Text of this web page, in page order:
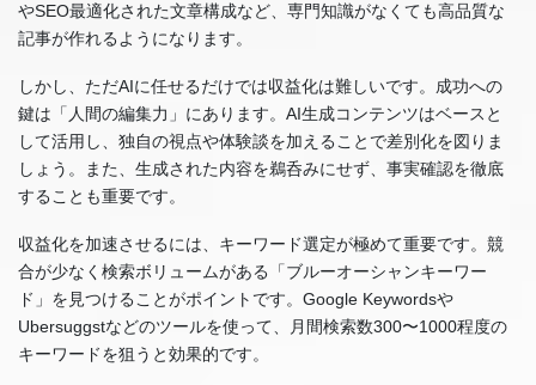
やSEO最適化された文章構成など、専門知識がなくても高品質な
記事が作れるようになります。
しかし、ただAIに任せるだけでは収益化は難しいです。成功への
鍵は「人間の編集力」にあります。AI生成コンテンツはベースと
して活用し、独自の視点や体験談を加えることで差別化を図りま
しょう。また、生成された内容を鵜呑みにせず、事実確認を徹底
することも重要です。
収益化を加速させるには、キーワード選定が極めて重要です。競
合が少なく検索ボリュームがある「ブルーオーシャンキーワー
ド」を見つけることがポイントです。Google Keywordsや
Ubersuggstなどのツールを使って、月間検索数300〜1000程度の
キーワードを狙うと効果的です。